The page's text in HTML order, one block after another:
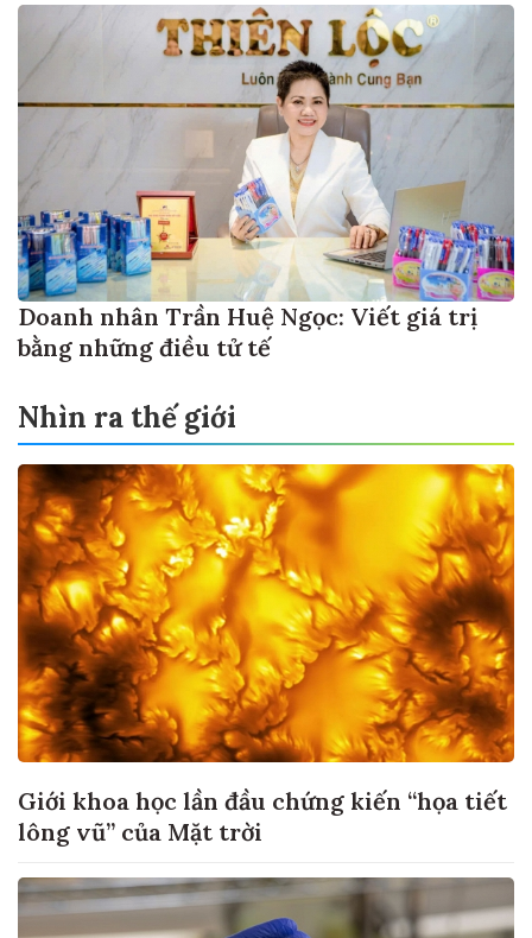
Doanh nhân Trần Huệ Ngọc: Viết giá trị
bằng những điều tử tế
Nhìn ra thế giới
Giới khoa học lần đầu chứng kiến “họa tiết
lông vũ” của Mặt trời